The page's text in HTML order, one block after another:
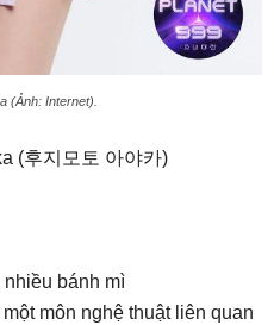
(Ảnh: Internet).
(후지모토 아야카)
bánh mì
môn nghệ thuật liên quan